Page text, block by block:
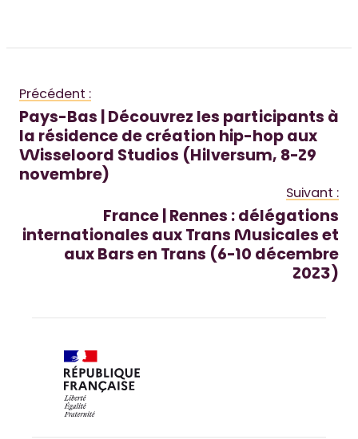
Précédent :
Pays-Bas | Découvrez les participants à
la résidence de création hip-hop aux
Wisseloord Studios (Hilversum, 8-29
novembre)
Suivant :
France | Rennes : délégations
internationales aux Trans Musicales et
aux Bars en Trans (6-10 décembre
2023)